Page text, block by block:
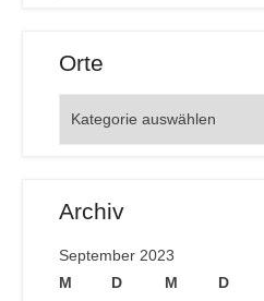
Orte
Archiv
September 2023
M
D M D